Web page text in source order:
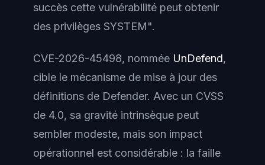
succès cette vulnérabilité peut obtenir
des privilèges SYSTEM".
CVE-2026-45498, nommée UnDefend,
cible le mécanisme de mise à jour des
définitions de Defender. Avec un CVSS
de 4.0, sa gravité intrinsèque peut
sembler modeste, mais son impact
opérationnel est considérable : la faille